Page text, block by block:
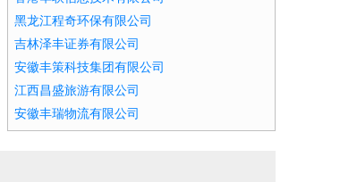
黑龙江程奇环保有限公司
吉林泽丰证券有限公司
安徽丰策科技集团有限公司
江西昌盛旅游有限公司
安徽丰瑞物流有限公司